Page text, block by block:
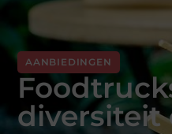
AANBIEDINGEN
diversiteit